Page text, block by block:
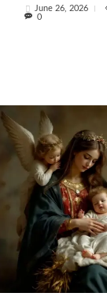
June 26, 2026
0